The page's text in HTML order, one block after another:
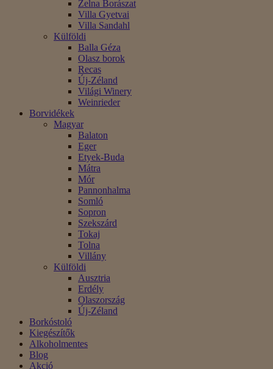
Zelna Borászat
Villa Gyetvai
Villa Sandahl
Külföldi
Balla Géza
Olasz borok
Recas
Új-Zéland
Világi Winery
Weinrieder
Borvidékek
Magyar
Balaton
Eger
Etyek-Buda
Mátra
Mór
Pannonhalma
Somló
Sopron
Szekszárd
Tokaj
Tolna
Villány
Külföldi
Ausztria
Erdély
Olaszország
Új-Zéland
Borkóstoló
Kiegészítők
Alkoholmentes
Blog
Akció